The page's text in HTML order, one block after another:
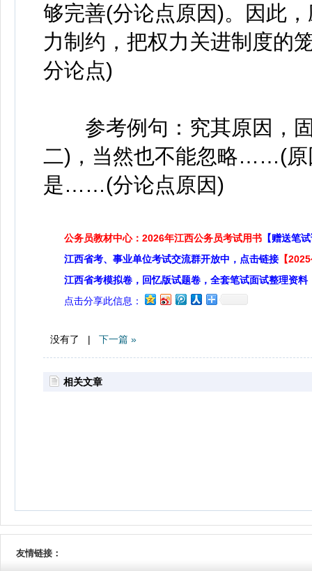
够完善(分论点原因)。因此
力制约，把权力关进制度的
分论点)
参考例句：究其原因，
二)，当然也不能忽略……(原
是……(分论点原因)
公务员教材中心：2026年江西公务员考试用书 【赠送笔
江西省考、事业单位考试交流群开放中，点击链接 【
江西省考模拟卷，回忆版试题卷，全套笔试面试整理资料
点击分享此信息：
没有了 | 下一篇 »
相关文章
友情链接：